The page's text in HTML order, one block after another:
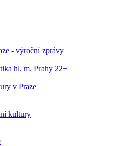
- výroční zprávy
hl. m. Prahy 22+
v Praze
kultury